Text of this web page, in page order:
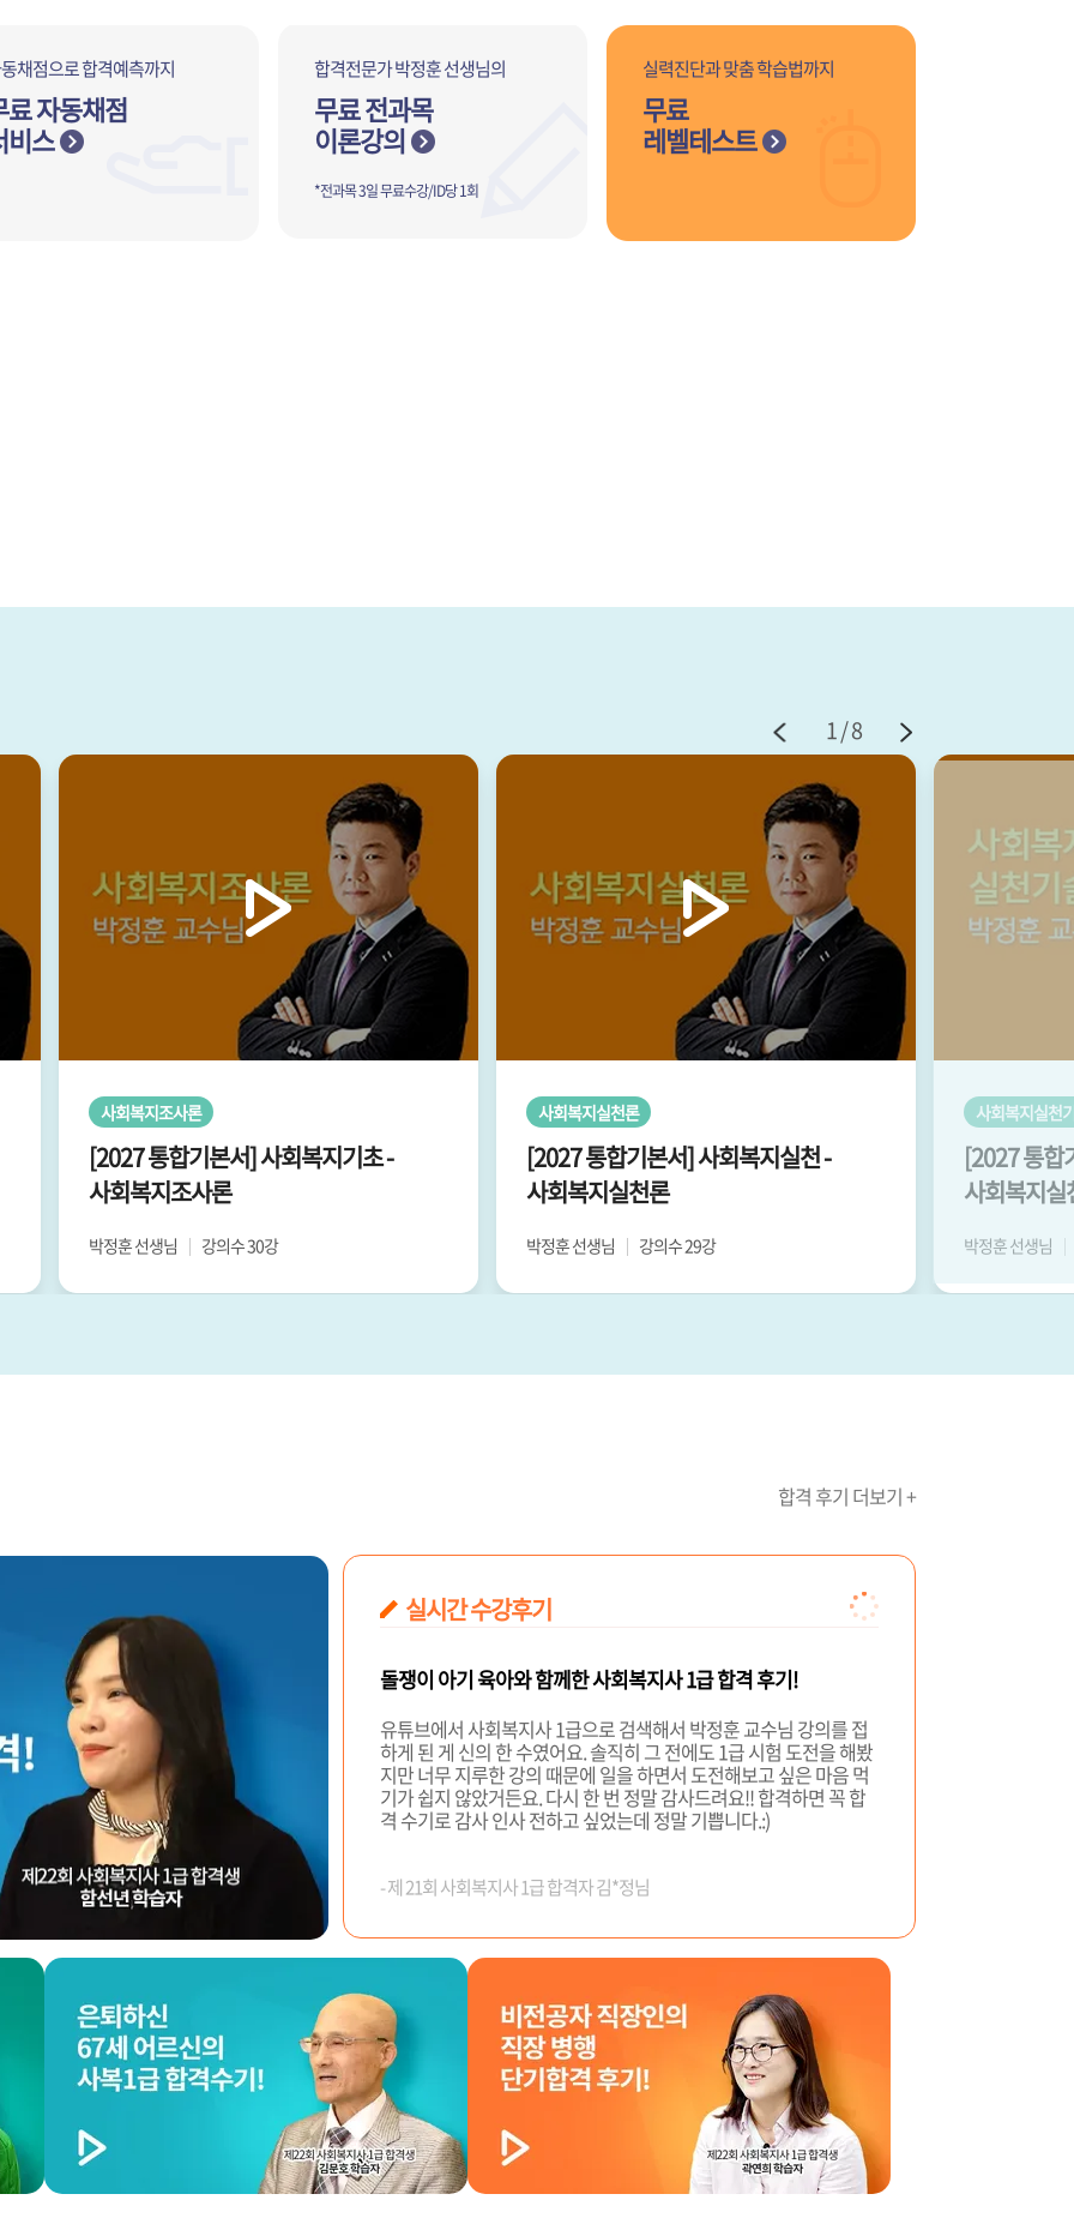
채점으로 합격예측까지
료 자동채점
비스
합격전문가 박정훈 선생님의
무료 전과목
이론강의
*전과목 3일 무료수강/ID당 1회
실력진단과 맞춤 학습법까지
무료
레벨테스트
사회복지조사론
[2027 통합기본서] 사회복지기초 -
사회복지조사론
박정훈 선생님 강의수 30강
사회복지실천론
[2027 통합기본서] 사회복지실천 -
사회복지실천론
박정훈 선생님 강의수 29강
사회복지실천
[2027 통합
사회복지실
박정훈 선생님
1/8
합격 후기 더보기 +
실시간 수강후기
돌쟁이 아기 육아와 함께한 사회복지사 1급 합격 후기!
유튜브에서 사회복지사 1급으로 검색해서 박정훈 교수님 강의를 접
하게 된 게 신의 한 수였어요. 솔직히 그 전에도 1급 시험 도전을 해봤
지만 너무 지루한 강의 때문에 일을 하면서 도전해보고 싶은 마음 먹
기가 쉽지 않았거든요. 다시 한 번 정말 감사드려요!! 합격하면 꼭 합
격 수기로 감사 인사 전하고 싶었는데 정말 기쁩니다.:)
- 제 21회 사회복지사 1급 합격자 김*정님
아무도 기대하지 않았던 사회복지사 1급 합격!!! 절대적인거는 박정
훈 교수님의 쉽고 재미있는 강의였던것 같습니다. 독서실 다니면서
어린 학생들 틈에 껴서 나이 많은 제가 공부하는게 창피할때가 많았
습니다.그런데 그런 제가 없었다면 또 박정훈 교수님과 같은 분이 안
계셨다면 이런 결과는 없었을 것입니다. 박정훈 교수님 고맙습니다
~~^^
- 제21회 사회복지사 1급 합격자 최*옥님
150점으로 가뿐하게 합격